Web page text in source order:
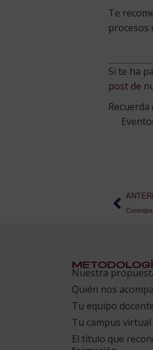
Te
procesos
Si te ha
post de
Recuerda
Nuestra
Quién nos
Tu equipo
Tu campus virtual
El título que